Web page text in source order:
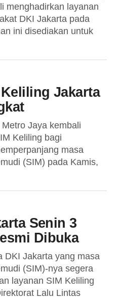
menghadirkan layanan
DKI Jakarta pada
ini disediakan untuk
Jakarta
Jaya kembali
Keliling bagi
masa
(SIM) pada Kamis,
Senin 3
Dibuka
DKI Jakarta yang masa
(SIM)-nya segera
layanan SIM Keliling
Lalu Lintas